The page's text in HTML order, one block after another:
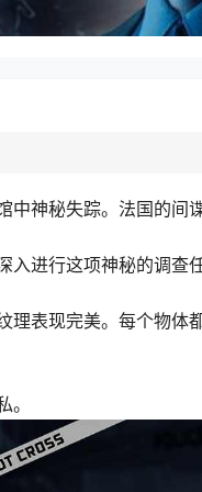
中神秘失踪。法国的间
入进行这项神秘的调查
理表现完美。每个物